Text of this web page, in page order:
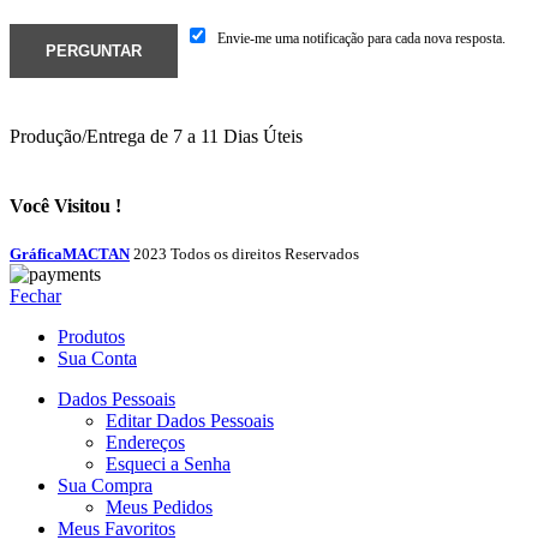
Envie-me uma notificação para cada nova resposta.
Produção/Entrega de 7 a 11 Dias Úteis
Você Visitou !
GráficaMACTAN 2023 Todos os direitos Reservados
Fechar
Produtos
Sua Conta
Dados Pessoais
Editar Dados Pessoais
Endereços
Esqueci a Senha
Sua Compra
Meus Pedidos
Meus Favoritos